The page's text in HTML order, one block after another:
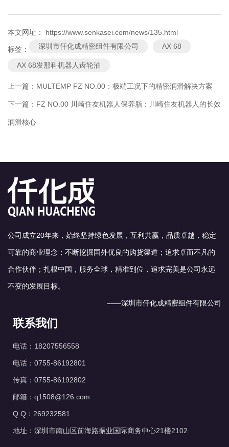
本文网址： https://www.senkasei.com/news/135.html
标签： 深圳市仟化成精密组件有限公司 AX 68
AX 68发那科机器人齿轮油
上一篇： MULTEMP FZ NO.00：极端工况下的精密润滑解决方案
下一篇： FZ NO.00 川崎住友机器人保养脂：川崎住友机器人的长效
润滑核心
公司成立20年来，始终坚持绿色发展，互利共赢，品质卓越，稳定
可靠的商业理念；不断挖掘国外优良的购货渠道；追求卓而不凡的
合作伙伴；扎根中国，服务全球，精准到位，追求完美是公司永远
不变的发展目标。
——深圳市仟化成精密组件有限公司
联系我们
电话：18207556558
电话：0755-86192801
传真：0755-86192802
邮箱：q1508@126.com
Q Q：269232581
地址：深圳市南山区前海路振业国际商务中心21楼2102